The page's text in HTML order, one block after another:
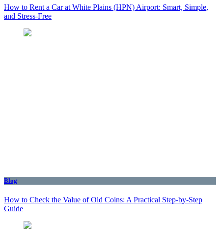
How to Rent a Car at White Plains (HPN) Airport: Smart, Simple,
and Stress-Free
Blog
How to Check the Value of Old Coins: A Practical Step-by-Step
Guide